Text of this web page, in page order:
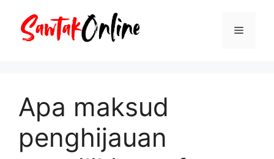
Menu
Apa maksud
penghijauan